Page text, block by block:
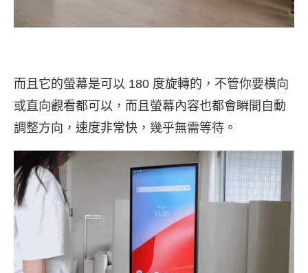
而且它的螢幕是可以 180 度旋轉的，不管你要橫向
或直向觀看都可以，而且螢幕內容也都會瞬間自動
調整方向，速度非常快，幾乎無需等待。